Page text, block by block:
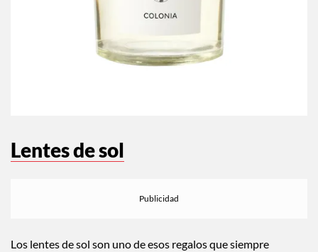
Lentes de sol
Los lentes de sol son uno de esos regalos que siempre